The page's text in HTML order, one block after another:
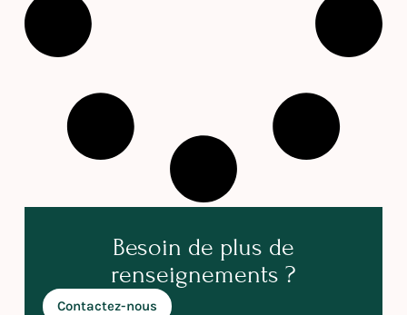
Besoin de plus de
renseignements ?
Contactez-nous